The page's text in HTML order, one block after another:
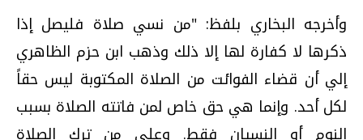
وأخرجه البخاري بلفظ: "من نسي صلاة فليصل إذا
ذكرها لا كفارة لها إلا ذلك وذهب ابن حزم الظاهري
إلي أن قضاء الفوائت من الصلاة المكتوبة ليس حقاً
لكل أحد. وإنما هي حق خاص لمن فاتته الصلاة بسبب
النوم أو النسيان فقط. وعلي من ترك الصلاة